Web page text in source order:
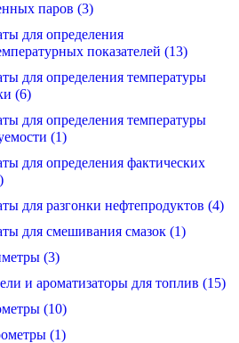
паров (3)
для определения
показателей (13)
для определения температуры
(6)
для определения температуры
(1)
для определения фактических
для разгонки нефтепродуктов (4)
для смешивания смазок (1)
(3)
и ароматизаторы для топлив (15)
(10)
(1)